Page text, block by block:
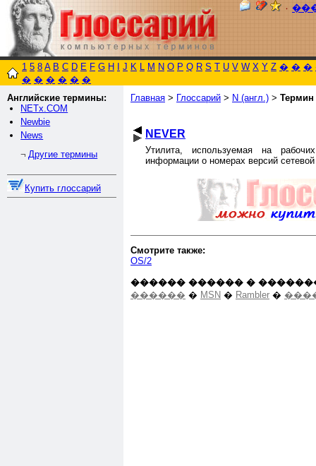
٠
1 5 8 A B C D E F G H J K L M N O P Q R S T U V W X Y Z � � �
� � � � � �
Английские термины:
NETx.COM
Newbie
News
¬ Другие термины
Купить глоссарий
Главная > Глоссарий > N (англ.) > Термин
NEVER
Утилита, используемая на
информации о номерах версий
Смотрите также:
OS/2
������ ������ �
������ � MSN � Rambler �